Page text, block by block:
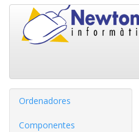
Ordenadores
Componentes